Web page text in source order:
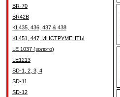
BR-70
BR42B
KL435, 436, 437 & 438
KL451, 447, ИНСТРУМЕНТЫ
LE 1037 (золото)
LE1213
SD-1, 2, 3, 4
SD-11
SD-12